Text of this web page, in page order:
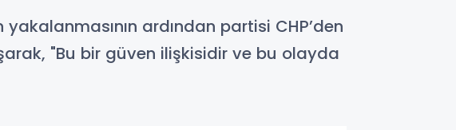
ardından partisi CHP’den
"Bu bir güven ilişkisidir ve bu olayda